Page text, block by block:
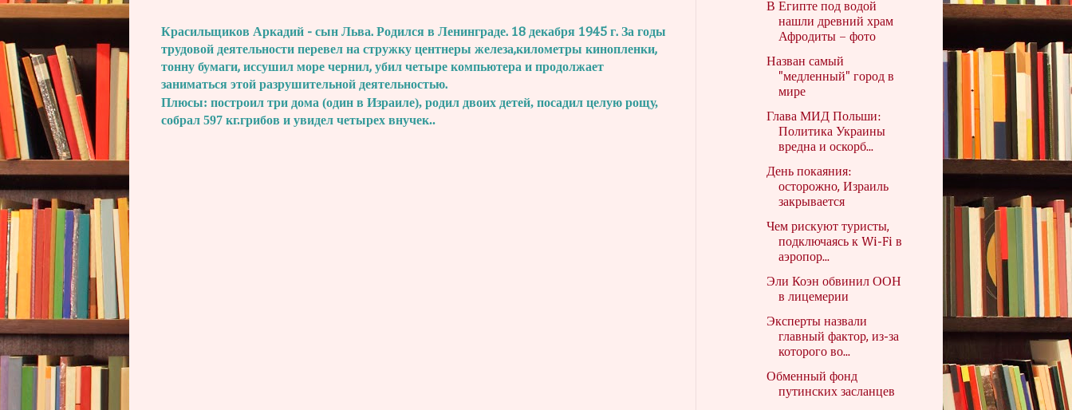
Красильщиков Аркадий - сын Льва. Родился в Ленинграде. 18 декабря 1945 г. За годы
трудовой деятельности перевел на стружку центнеры железа,километры кинопленки,
тонну бумаги, иссушил море чернил, убил четыре компьютера и продолжает
заниматься этой разрушительной деятельностью.
Плюсы: построил три дома (один в Израиле), родил двоих детей, посадил целую рощу,
собрал 597 кг.грибов и увидел четырех внучек..
В Египте под водой
нашли древний храм
Афродиты – фото
Назван самый
"медленный" город в
мире
Глава МИД Польши:
Политика Украины
вредна и оскорб...
День покаяния:
осторожно, Израиль
закрывается
Чем рискуют туристы,
подключаясь к Wi-Fi в
аэропор...
Эли Коэн обвинил ООН
в лицемерии
Эксперты назвали
главный фактор, из-за
которого во...
Обменный фонд
путинских засланцев